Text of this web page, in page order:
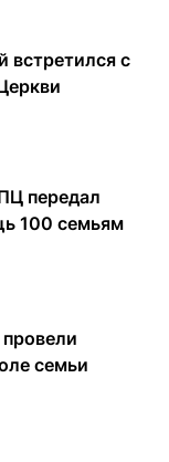
встретился с
передал
100 семьям
семьи